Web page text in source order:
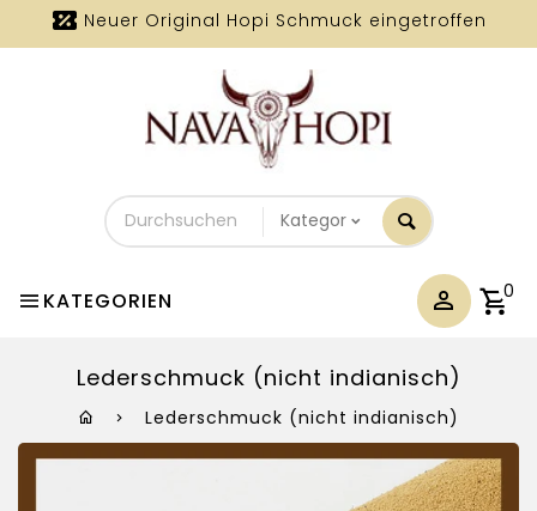
Neuer Original Hopi Schmuck eingetroffen
Durchsuchen
Sie
unseren
KATEGORIEN 0
Lederschmuck (nicht indianisch)
Lederschmuck (nicht indianisch)